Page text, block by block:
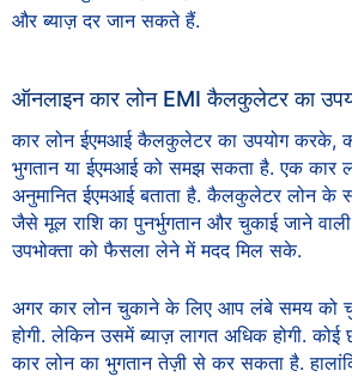
और ब्याज़ दर जान सकते हैं.
ऑनलाइन कार लोन EMI कैलकुलेटर का
कार लोन ईएमआई कैलकुलेटर का उपयोग करके,
भुगतान या ईएमआई को समझ सकता है. एक
अनुमानित ईएमआई बताता है. कैलकुलेटर लोन के
जैसे मूल राशि का पुनर्भुगतान और चुकाई जाने
उपभोक्ता को फैसला लेने में मदद मिल सके.
अगर कार लोन चुकाने के लिए आप लंबे समय को
होगी. लेकिन उसमें ब्याज़ लागत अधिक होगी.
कार लोन का भुगतान तेज़ी से कर सकता है.